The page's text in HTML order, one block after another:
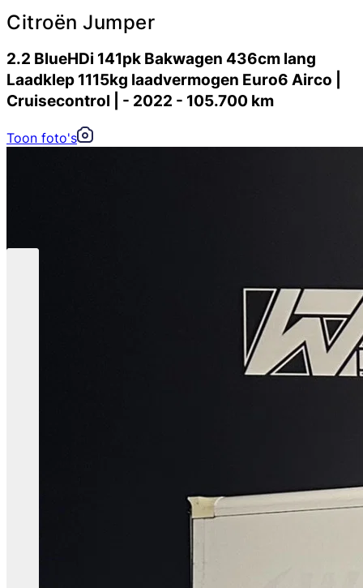
Citroën Jumper
2.2 BlueHDi 141pk Bakwagen 436cm lang
Laadklep 1115kg laadvermogen Euro6 Airco |
Cruisecontrol | - 2022 - 105.700 km
Toon foto's